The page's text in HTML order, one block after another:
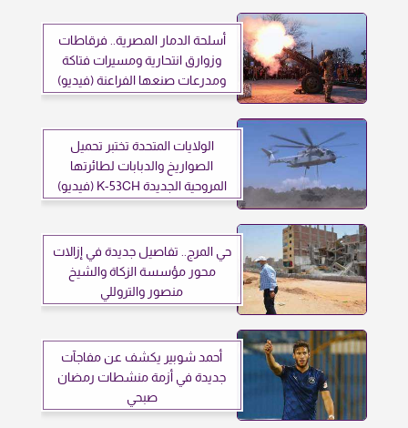
أسلحة الدمار المصرية.. فرقاطات
وزوارق انتحارية ومسيرات فتاكة
ومدرعات صنعها الفراعنة (فيديو)
الولايات المتحدة تختبر تحميل
الصواريخ والدبابات لطائرتها
المروحية الجديدة K-53CH (فيديو)
حي المرج.. تفاصيل جديدة في إزالات
محور مؤسسة الزكاة والشيخ
منصور والتروللي
أحمد شوبير يكشف عن مفاجآت
جديدة في أزمة منشطات رمضان
صبحي